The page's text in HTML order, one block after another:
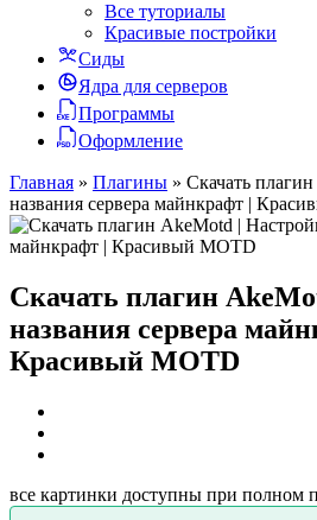
Все туториалы
Красивые постройки
Сиды
Ядра для серверов
Программы
Оформление
Главная » Плагины » Скачать
названия сервера майнкрафт |
Скачать плагин
названия сервера
Красивый MOTD
все картинки доступны при полном